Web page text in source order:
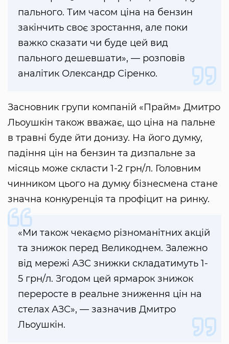
пального. Тим часом ціна на бензин
закінчить своє зростання, але поки
важко сказати чи буде цей вид
пального дешевшати», — розповів
аналітик Олександр Сіренко.
Засновник групи компаній «Прайм» Дмитро
Льоушкін також вважає, що ціна на пальне
в травні буде йти донизу. На його думку,
падіння цін на бензин та дизпальне за
місяць може скласти 1-2 грн/л. Головним
чинником цього на думку бізнесмена стане
значна конкуренція та профіцит на ринку.
«Ми також чекаємо різноманітних акцій
та знижок перед Великоднем. Залежно
від мережі АЗС знижки складатимуть 1-
5 грн/л. Згодом цей ярмарок знижок
переросте в реальне зниження цін на
стелах АЗС», — зазначив Дмитро
Льоушкін.